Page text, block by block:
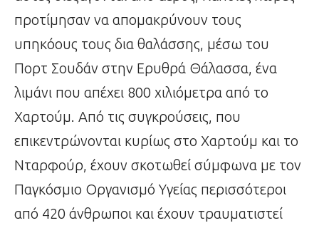
προτίμησαν να απομακρύνουν τους
υπηκόους τους δια θαλάσσης, μέσω του
Πορτ Σουδάν στην Ερυθρά Θάλασσα, ένα
λιμάνι που απέχει 800 χιλιόμετρα από το
Χαρτούμ. Από τις συγκρούσεις, που
επικεντρώνονται κυρίως στο Χαρτούμ και το
Νταρφούρ, έχουν σκοτωθεί σύμφωνα με τον
Παγκόσμιο Οργανισμό Υγείας περισσότεροι
από 420 άνθρωποι και έχουν τραυματιστεί